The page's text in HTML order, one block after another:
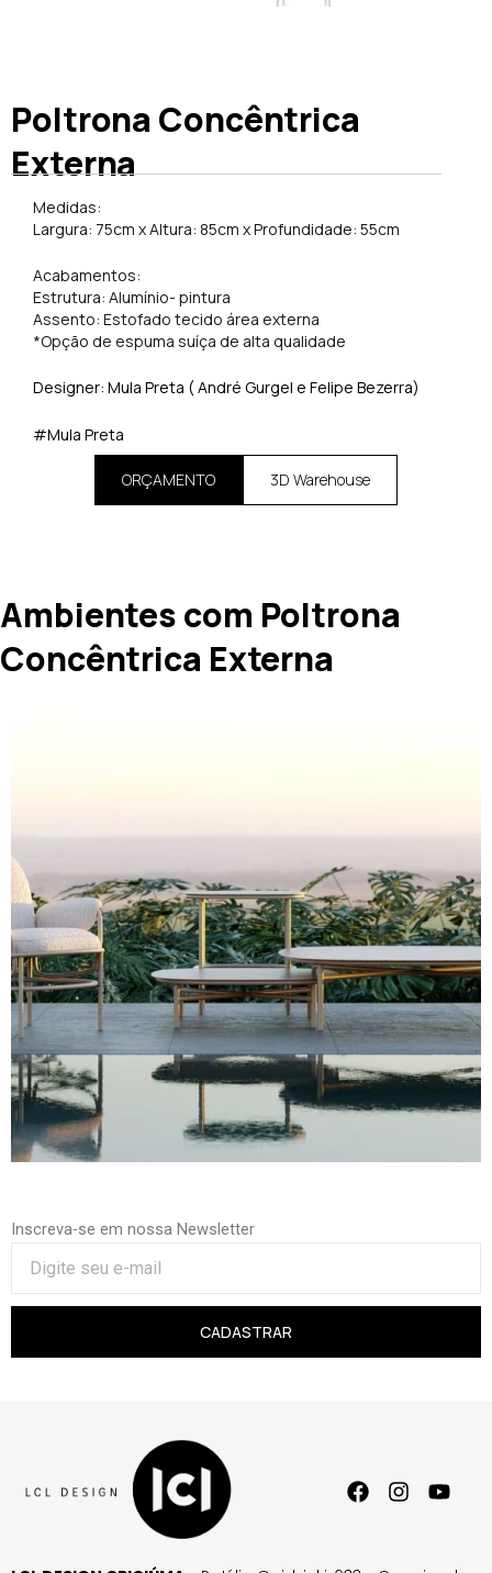
Poltrona Concêntrica
Externa
Medidas:
Largura: 75cm x Altura: 85cm x Profundidade: 55cm
Acabamentos:
Estrutura: Alumínio- pintura
Assento: Estofado tecido área externa
*Opção de espuma suíça de alta qualidade
Designer: Mula Preta ( André Gurgel e Felipe Bezerra)
#Mula Preta
ORÇAMENTO 3D Warehouse
Ambientes com Poltrona
Concêntrica Externa
Inscreva-se em nossa Newsletter
CADASTRAR